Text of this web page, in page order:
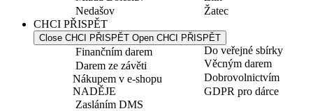
Nedašov
Žatec
CHCI PŘISPĚT
Close CHCI PŘISPĚT Open CHCI PŘISPĚT
Finančním darem
Darem ze závěti
Nákupem v e-shopu
NADĚJE
Zasláním DMS
Do veřejné sbírky
Věcným darem
Dobrovolnictvím
GDPR pro dárce